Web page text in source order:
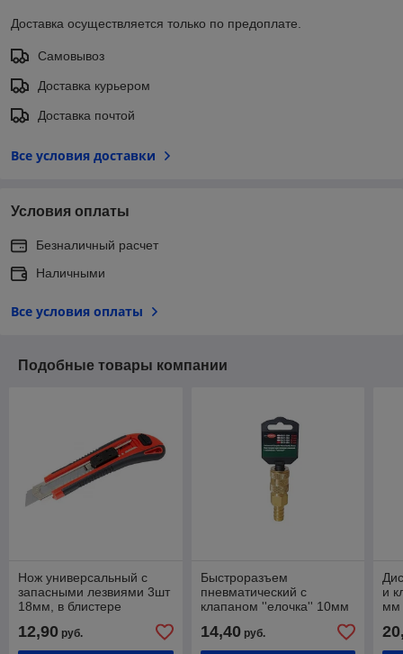
Доставка осуществляется только по предоплате.
Самовывоз
Доставка курьером
Доставка почтой
Все условия доставки
Условия оплаты
Безналичный расчет
Наличными
Все условия оплаты
Подобные товары компании
Нож универсальный с
запасными лезвиями 3шт
18мм, в блистере
12,90 руб.
Быстроразъем
пневматический с
клапаном ''елочка'' 10мм
держателе)
14,40руб.
и
мм